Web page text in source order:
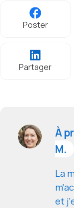
Poster
Partager
À
M.
La
et